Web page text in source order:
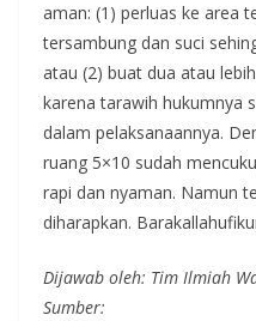
aman: (1) perluas ke area
tersambung dan suci
atau (2) buat dua atau
karena tarawih hukumnya
dalam pelaksanaannya.
ruang 5×10 sudah
rapi dan nyaman. Namun
diharapkan.
Dijawab oleh: Tim Ilmiah
Sumber: